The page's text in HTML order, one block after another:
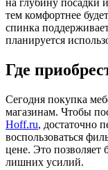
на глубину посадки
тем комфортнее
спинка
планируется
Где
Сегодня покупка
магазинам. Чтобы
Hoff.ru, достаточно
воспользоваться
цене. Это позволяет
лишних усилий.